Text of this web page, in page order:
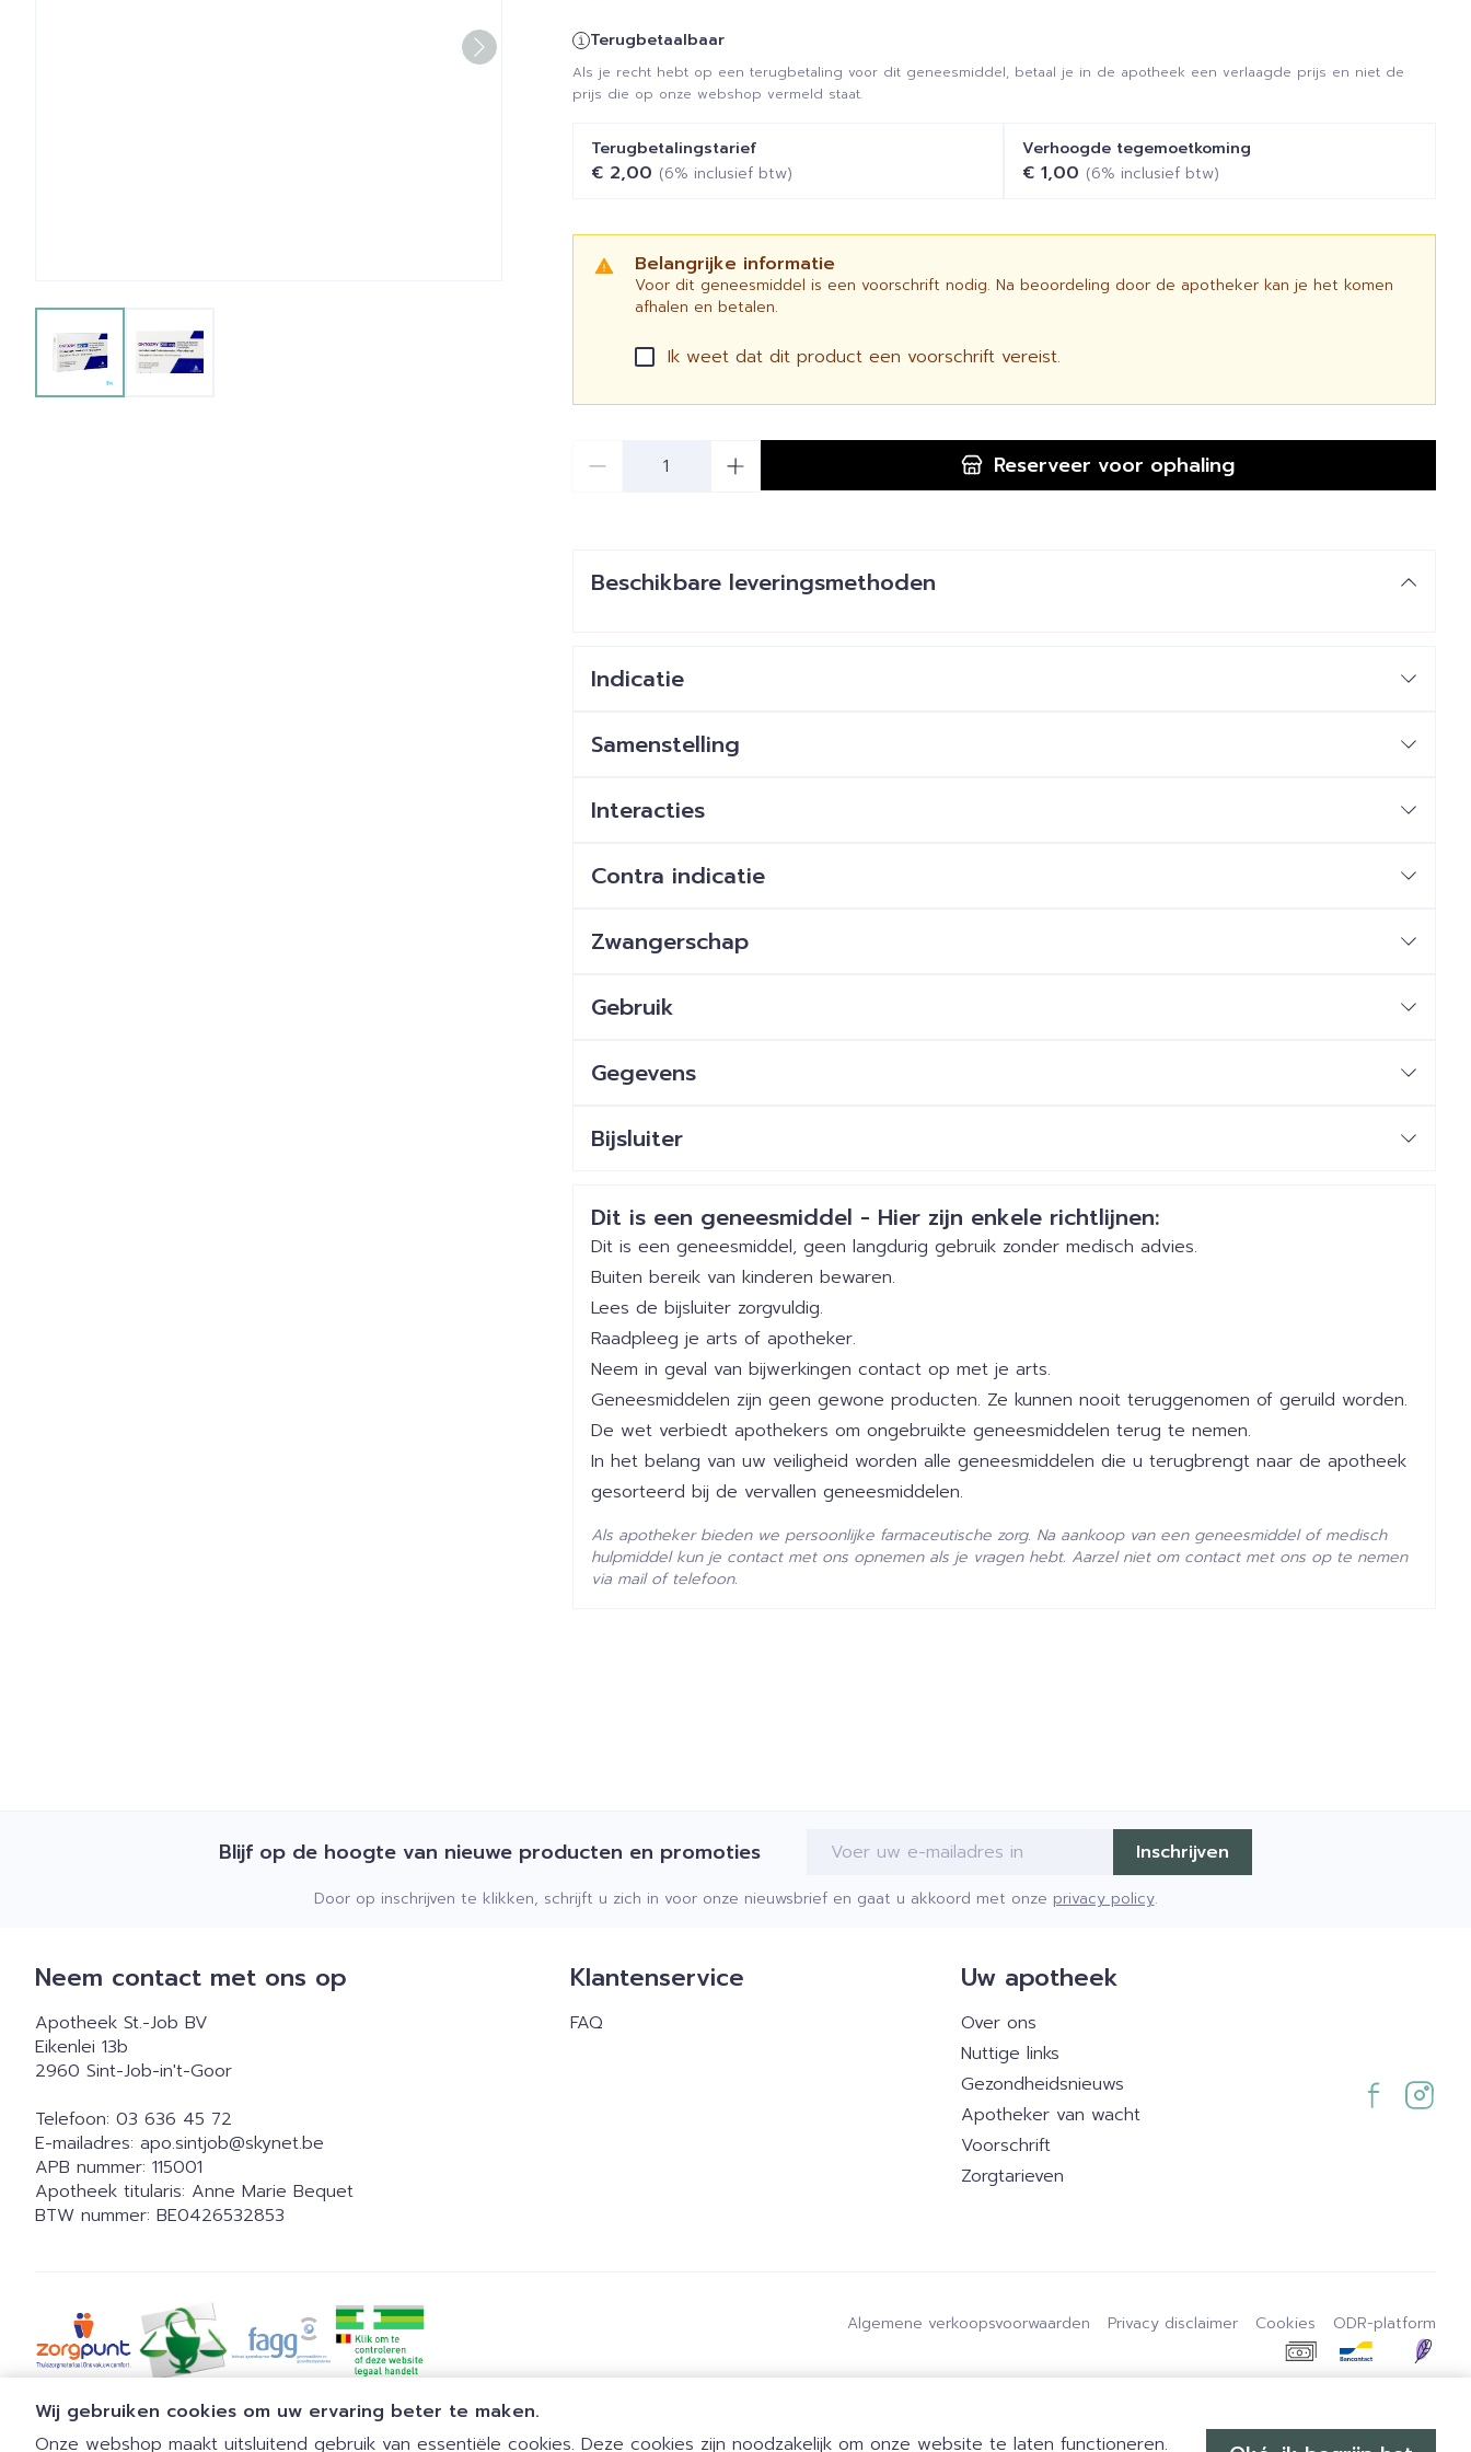
Wij gebruiken cookies om uw ervaring beter te maken.
Onze webshop maakt uitsluitend gebruik van essentiële cookies. Deze cookies zijn noodzakelijk om onze website te laten functioneren.
Terugbetaalbaar
Als je recht hebt op een terugbetaling voor dit geneesmiddel, betaal je in de apotheek een verlaagde prijs en niet de
prijs die op onze webshop vermeld staat.
Terugbetalingstarief
€ 2,00 (6% inclusief btw)
Verhoogde tegemoetkoming
€ 1,00 (6% inclusief btw)
Belangrijke informatie
Voor dit geneesmiddel is een voorschrift nodig. Na beoordeling door de apotheker kan je het komen
afhalen en betalen.
Ik weet dat dit product een voorschrift vereist.
Reserveer voor ophaling
Beschikbare leveringsmethoden
Indicatie
Samenstelling
Interacties
Contra indicatie
Zwangerschap
Gebruik
Gegevens
Breedte 93 mm
Lengte 147 mm
Diepte 45 mm
Ingrediënten
cenobamaat
Behoud Kamertemperatuur (15°C - 25°C)
Bijsluiter
Veiligheidsinformatie
Dit is een geneesmiddel - Hier zijn enkele richtlijnen:
Dit is een geneesmiddel, geen langdurig gebruik zonder medisch advies.
Buiten bereik van kinderen bewaren.
Lees de bijsluiter zorgvuldig.
Raadpleeg je arts of apotheker.
Neem in geval van bijwerkingen contact op met je arts.
Geneesmiddelen zijn geen gewone producten. Ze kunnen nooit teruggenomen of geruild worden.
De wet verbiedt apothekers om ongebruikte geneesmiddelen terug te nemen.
In het belang van uw veiligheid worden alle geneesmiddelen die u terugbrengt naar de apotheek
gesorteerd bij de vervallen geneesmiddelen.
Als apotheker bieden we persoonlijke farmaceutische zorg. Na aankoop van een geneesmiddel of medisch
hulpmiddel kun je contact met ons opnemen als je vragen hebt. Aarzel niet om contact met ons op te nemen
via mail of telefoon.
Blijf op de hoogte van nieuwe producten en promoties E-mail adres Inschrijven
Door op inschrijven te klikken, schrijft u zich in voor onze nieuwsbrief en gaat u akkoord met onze privacy policy.
Neem contact met ons op
Apotheek St.-Job BV
Eikenlei 13b
2960 Sint-Job-in't-Goor
Telefoon: 03 636 45 72
E-mailadres: apo.sintjob@skynet.be
APB nummer: 115001
Apotheek titularis: Anne Marie Bequet
BTW nummer: BE0426532853
Klantenservice
FAQ
Uw apotheek
Over ons
Nuttige links
Gezondheidsnieuws
Apotheker van wacht
Voorschrift
Zorgtarieven
Algemene verkoopsvoorwaarden Privacy disclaimer Cookies ODR-platform